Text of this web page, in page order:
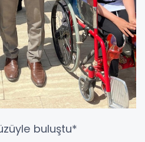
buluştu*